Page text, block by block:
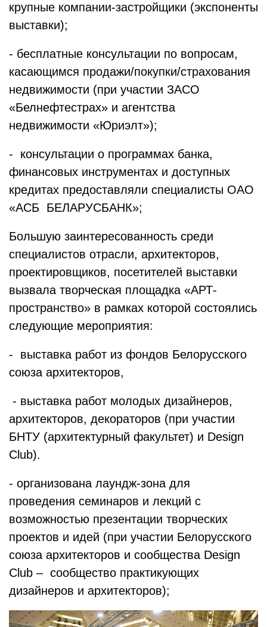
крупные компании-застройщики (экспоненты
выставки);
- бесплатные консультации по вопросам,
касающимся продажи/покупки/страхования
недвижимости (при участии ЗАСО
«Белнефтестрах» и агентства
недвижимости «Юриэлт»);
- консультации о программах банка,
финансовых инструментах и доступных
кредитах предоставляли специалисты ОАО
«АСБ БЕЛАРУСБАНК»;
Большую заинтересованность среди
специалистов отрасли, архитекторов,
проектировщиков, посетителей выставки
вызвала творческая площадка «АРТ-
пространство» в рамках которой состоялись
следующие мероприятия:
- выставка работ из фондов Белорусского
союза архитекторов,
- выставка работ молодых дизайнеров,
архитекторов, декораторов (при участии
БНТУ (архитектурный факультет) и Design
Club).
- организована лаундж-зона для
проведения семинаров и лекций с
возможностью презентации творческих
проектов и идей (при участии Белорусского
союза архитекторов и сообщества Design
Club – сообщество практикующих
дизайнеров и архитекторов);